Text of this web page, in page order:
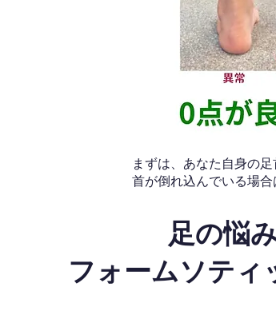
まずは、あなた自身の
首が倒れ込んでいる場
足の悩
フォームソティ